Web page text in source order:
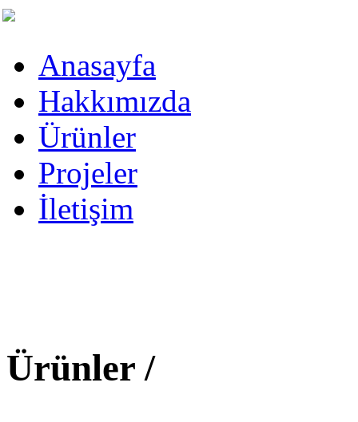
Anasayfa
Hakkımızda
Ürünler
Projeler
İletişim
Ürünler /